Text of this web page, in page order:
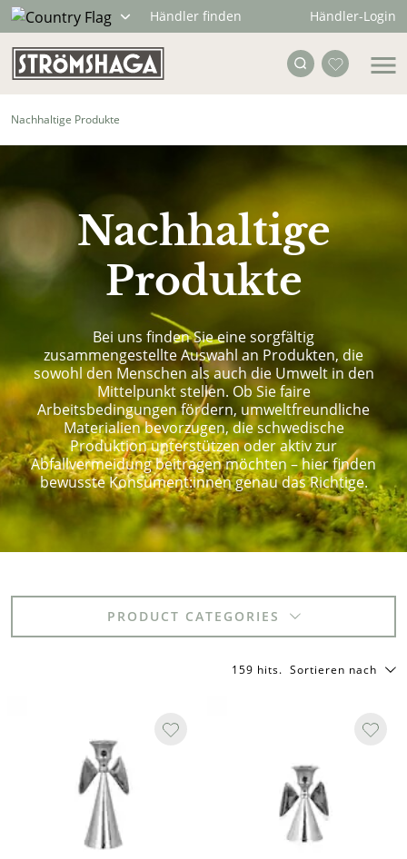
Händler finden Händler-Login
Nachhaltige Produkte
Nachhaltige
Produkte
Bei uns finden Sie eine sorgfältig
zusammengestellte Auswahl an Produkten, die
sowohl den Menschen als auch die Umwelt in den
Mittelpunkt stellen. Ob Sie faire
Arbeitsbedingungen fördern, umweltfreundliche
Materialien bevorzugen, die schwedische
Produktion unterstützen oder aktiv zur
Abfallvermeidung beitragen möchten – hier finden
bewusste Konsument:innen genau das Richtige.
PRODUCT CATEGORIES
159 hits. Sortieren nach